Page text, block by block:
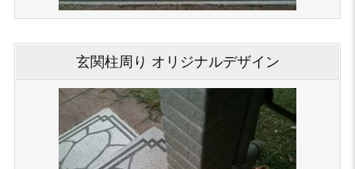
玄関柱周り オリジナルデザイン